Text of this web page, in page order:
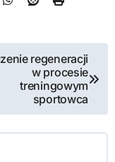
regeneracji
w procesie
treningowym
sportowca